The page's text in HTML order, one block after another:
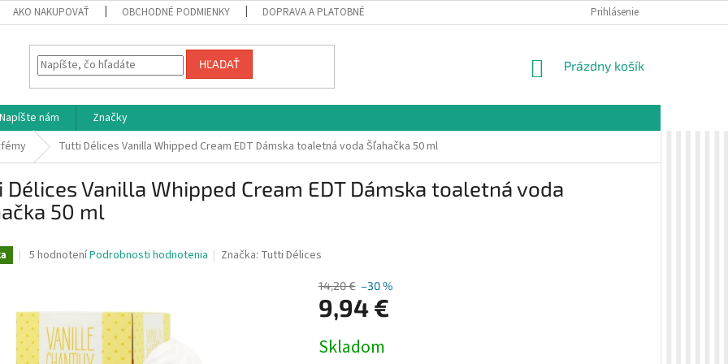
AKO NAKUPOVAŤ OBCHODNÉ PODMIENKY DOPRAVA A PLATOBNÉ PODMIENKY VZORKOVÁ PREDAJŇA
Prihlásenie
HĽADAŤ
NÁKUPNÝ
Prázdny košík
Napíšte nám
Značky
Tutti Délices Vanilla Whipped Cream EDT Dámska toaletná voda Šľahačka 50 ml
Délices Vanilla Whipped Cream EDT Dámska toaletná voda
50 ml
Priemerné
4,0
z
5
5 hodnoteníPodrobnosti hodnotenia Značka: Tutti Délices
14,20 € –30 %
9,94 €
cena:
Skladom